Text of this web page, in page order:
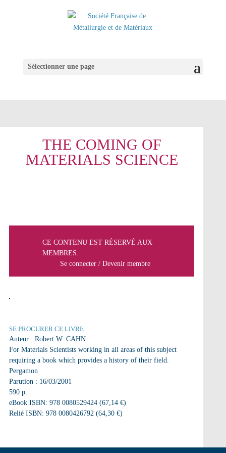
Sélectionner une page
THE COMING OF
MATERIALS SCIENCE
CE CONTENU EST RÉSERVÉ AUX
MEMBRES.
Se connecter/ Devenir membre
SE PROCURER CE LIVRE
Auteur : Robert W. CAHN
For Materials Scientists working in all areas of this subject
requiring a book which provides a history of their field.
Pergamon
Parution : 16/03/2001
590 p.
eBook ISBN: 978 0080529424 (67,14 €)
Relié ISBN: 978 0080426792 (64,30 €)